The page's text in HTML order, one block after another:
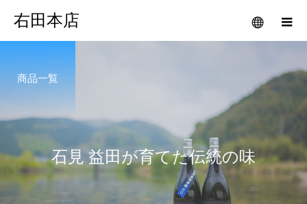
右田本店
商品一覧
石見 益 田が育てた伝統の味